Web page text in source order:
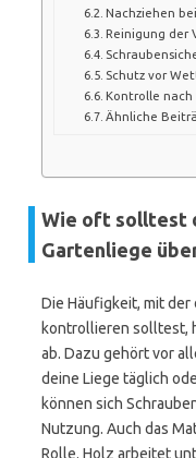
Nachziehen
Reinigung der
Schutz vor
Kontrolle nach
Ähnliche
Wie oft solltest
Gartenliege
Die Häufigkeit, mit der
kontrollieren solltest,
ab. Dazu gehört vor
deine Liege täglich
können sich
Nutzung. Auch das
Rolle. Holz arbeitet